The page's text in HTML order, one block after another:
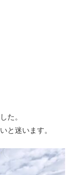
た。
と迷います。